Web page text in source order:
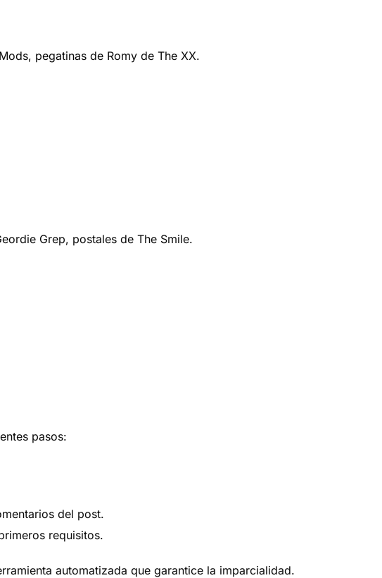
pegatinas de Romy de The XX.
Grep, postales de The Smile.
pasos:
del post.
requisitos.
automatizada que garantice la imparcialidad.